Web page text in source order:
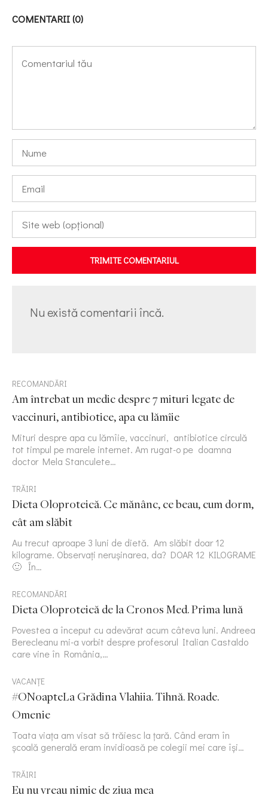
COMENTARII (0)
TRIMITE COMENTARIUL
Nu există comentarii încă.
RECOMANDĂRI
Am întrebat un medic despre 7 mituri legate de
vaccinuri, antibiotice, apa cu lămîie
Mituri despre apa cu lămîie, vaccinuri, antibiotice circulă
tot timpul pe marele internet. Am rugat-o pe doamna
doctor Mela Stanculete…
TRĂIRI
Dieta Oloproteică. Ce mănânc, ce beau, cum dorm,
cât am slăbit
Au trecut aproape 3 luni de dietă. Am slăbit doar 12
kilograme. Observați nerușinarea, da? DOAR 12 KILOGRAME
🙂 În…
RECOMANDĂRI
Dieta Oloproteică de la Cronos Med. Prima lună
Povestea a început cu adevărat acum câteva luni. Andreea
Berecleanu mi-a vorbit despre profesorul Italian Castaldo
care vine în România,…
VACANȚE
#ONoapteLa Grădina Vlahiia. Tihnă. Roade.
Omenie
Toata viața am visat să trăiesc la țară. Când eram în
școală generală eram invidioasă pe colegii mei care își…
TRĂIRI
Eu nu vreau nimic de ziua mea